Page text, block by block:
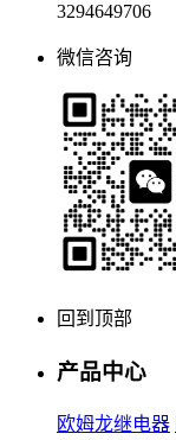
3294649706
微信咨询
回到顶部
产品中心
欧姆龙继电器